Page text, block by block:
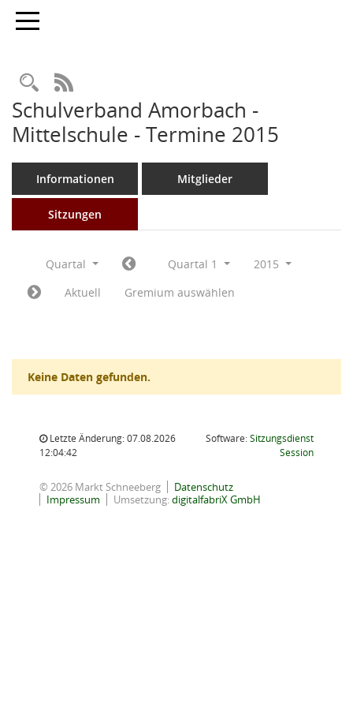
Toggle navigation
Rechercheauswahl
RSS-Feed
Schulverband Amorbach -
Mittelschule - Termine 2015
Informationen Mitglieder
Sitzungen
Quartal Quartal 1
2015
Aktuell
Gremium auswählen
Keine Daten gefunden.
Letzte Änderung: 07.08.2026
12:04:42
Software:Sitzungsdienst
Session(Wird in
© 2026 Markt Schneeberg
Datenschutz
Impressum
Umsetzung:digitalfabriX GmbH